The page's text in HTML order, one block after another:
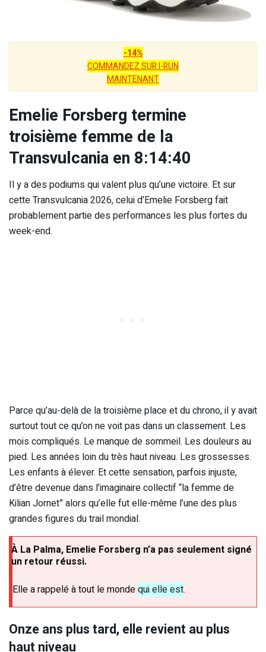
-14%
COMMANDEZ SUR I-RUN
MAINTENANT
Emelie Forsberg termine
troisième femme de la
Transvulcania en 8:14:40
Il y a des podiums qui valent plus qu’une victoire. Et sur
cette Transvulcania 2026, celui d’Emelie Forsberg fait
probablement partie des performances les plus fortes du
week-end.
Parce qu’au-delà de la troisième place et du chrono, il y avait
surtout tout ce qu’on ne voit pas dans un classement. Les
mois compliqués. Le manque de sommeil. Les douleurs au
pied. Les années loin du très haut niveau. Les grossesses.
Les enfants à élever. Et cette sensation, parfois injuste,
d’être devenue dans l’imaginaire collectif “la femme de
Kilian Jornet” alors qu’elle fut elle-même l’une des plus
grandes figures du trail mondial.
À La Palma, Emelie Forsberg n’a pas seulement signé
un retour réussi.
Elle a rappelé à tout le mondequi elle est.
Onze ans plus tard, elle revient au plus
haut niveau